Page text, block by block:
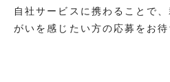
自社サービスに携わることで
がいを感じたい方の応募をお待